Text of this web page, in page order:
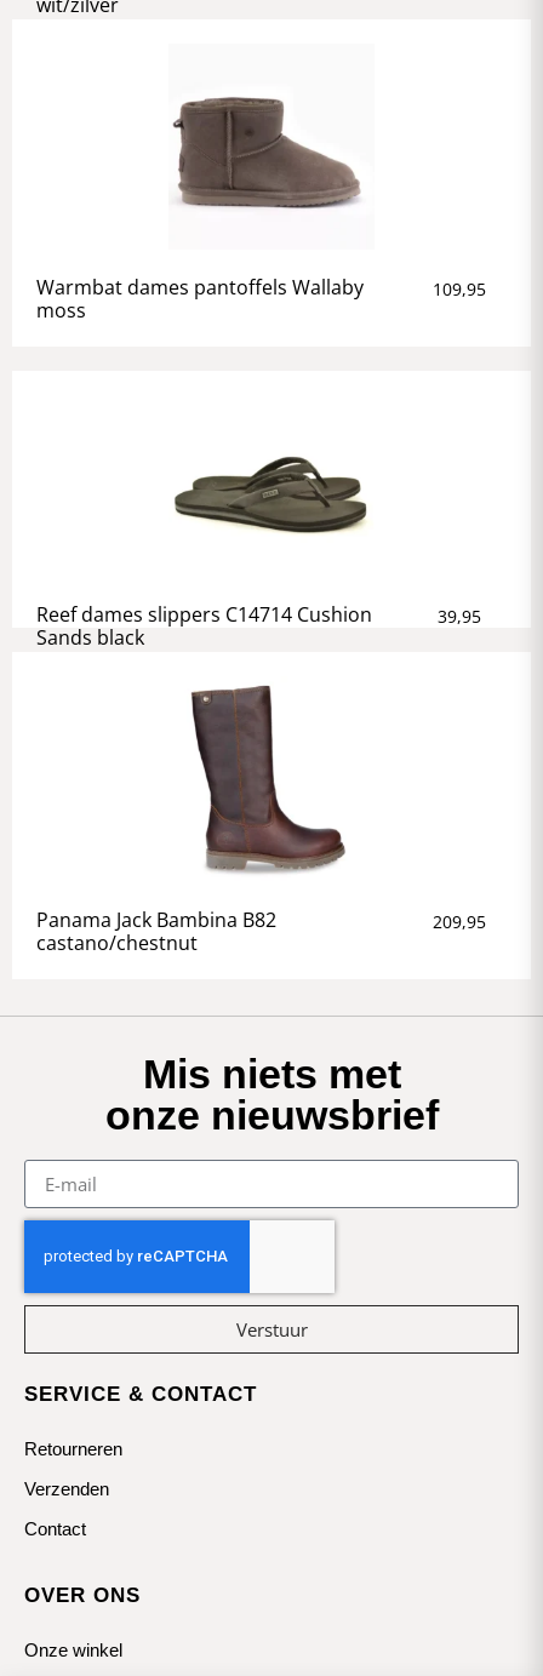
Warmbat dames pantoffels Wallaby
moss
109,95
Reef dames slippers C14714 Cushion
Sands black
39,95
Panama Jack Bambina B82
castano/chestnut
209,95
Mis niets met
onze nieuwsbrief
Verstuur
SERVICE & CONTACT
Retourneren
Verzenden
Contact
OVER ONS
Onze winkel